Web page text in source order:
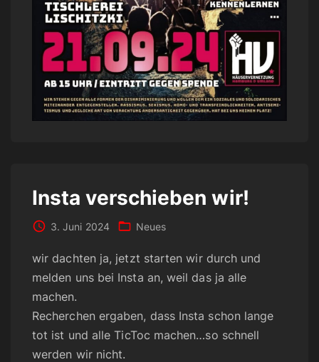
Insta verschieben wir!
3. Juni 2024 Neues
wir dachten ja, jetzt starten wir durch und
melden uns bei Insta an, weil das ja alle
machen.
Recherchen ergaben, dass Insta schon lange
tot ist und alle TicToc machen…so schnell
werden wir nicht.